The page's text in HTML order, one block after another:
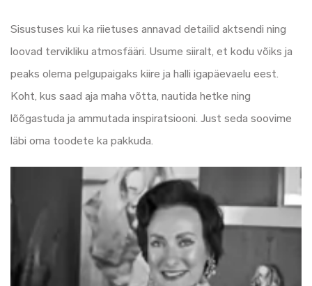
Sisustuses kui ka riietuses annavad detailid aktsendi ning
loovad tervikliku atmosfääri. Usume siiralt, et kodu võiks ja
peaks olema pelgupaigaks kiire ja halli igapäevaelu eest.
Koht, kus saad aja maha võtta, nautida hetke ning
lõõgastuda ja ammutada inspiratsiooni. Just seda soovime
läbi oma toodete ka pakkuda.